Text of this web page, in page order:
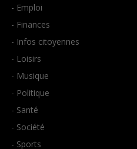
- Emploi
- Finances
- Infos citoyennes
- Loisirs
- Musique
- Politique
- Santé
- Société
- Sports